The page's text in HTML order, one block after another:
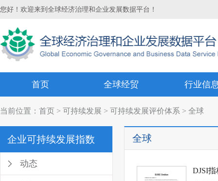
您好！欢迎来到全球经济治理和企业发展数据平台！
首页 全球经贸 行业信
当前位置： 首页 > 可持续发展 > 可持续发展评价体系 > 全球
企业可持续发展指数
动态
全球
DJSI